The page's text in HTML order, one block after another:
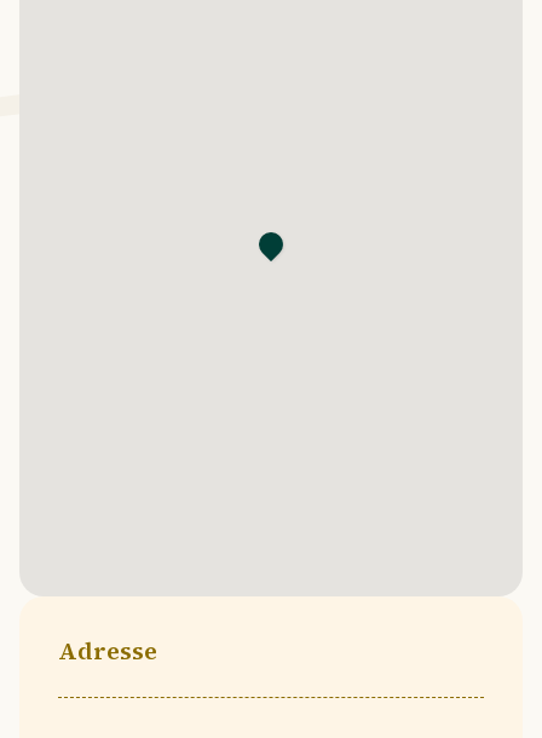
Adresse